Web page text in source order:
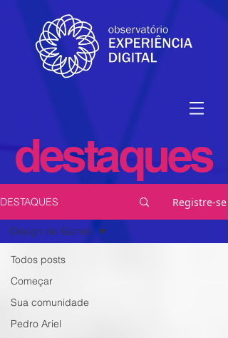
destaques
DESTAQUES Registre-se
Todos posts
Começar
Sua comunidade
Pedro Ariel
Design de Games